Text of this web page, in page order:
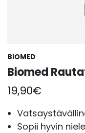
BIOMED
Biomed
19,90€
Sopii hyvin